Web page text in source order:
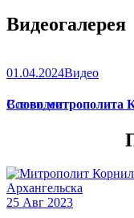
(икона),Игрицкая,
Сергиевская(в
Видеогалерея
01.04.2024Видео
Слово митрополита
Все видео
25 Авг 2023